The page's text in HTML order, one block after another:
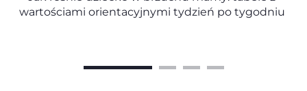
wartościami orientacyjnymi tydzień po tygodniu